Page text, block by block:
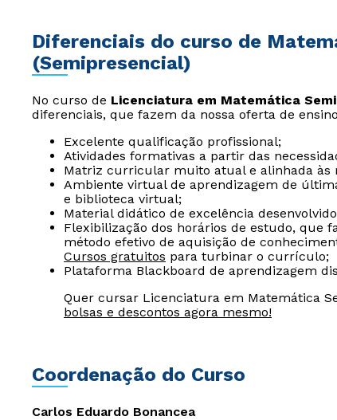
Diferenciais do curso de
(Semipresencial)
No curso de Licenciatura em Matemática
diferenciais, que fazem da nossa oferta de
Excelente qualificação profissional;
Atividades formativas a partir das
Matriz curricular muito atual e alinhada às
Ambiente virtual de aprendizagem de
e biblioteca virtual;
Material didático de excelência
Flexibilização dos horários de estudo, que
método efetivo de aquisição de
Cursos gratuitos para turbinar o currículo;
Plataforma Blackboard de aprendizagem
Quer cursar Licenciatura em Matemática
bolsas e descontos agora mesmo!
Coordenação do Curso
Carlos Eduardo Bonancea